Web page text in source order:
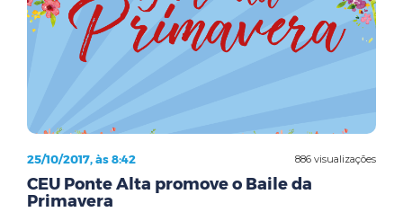
886 visualizações
25/10/2017, às 8:42
CEU Ponte Alta promove o Baile da
Primavera